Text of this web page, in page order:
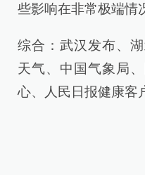
些影响在非常极端情
综合：武汉发布、
天气、中国气象局
心、人民日报健康客